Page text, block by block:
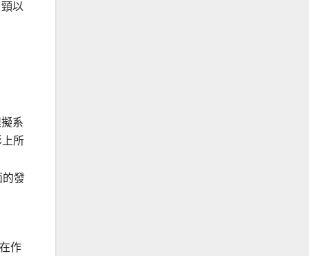
以
系
所
的發
作